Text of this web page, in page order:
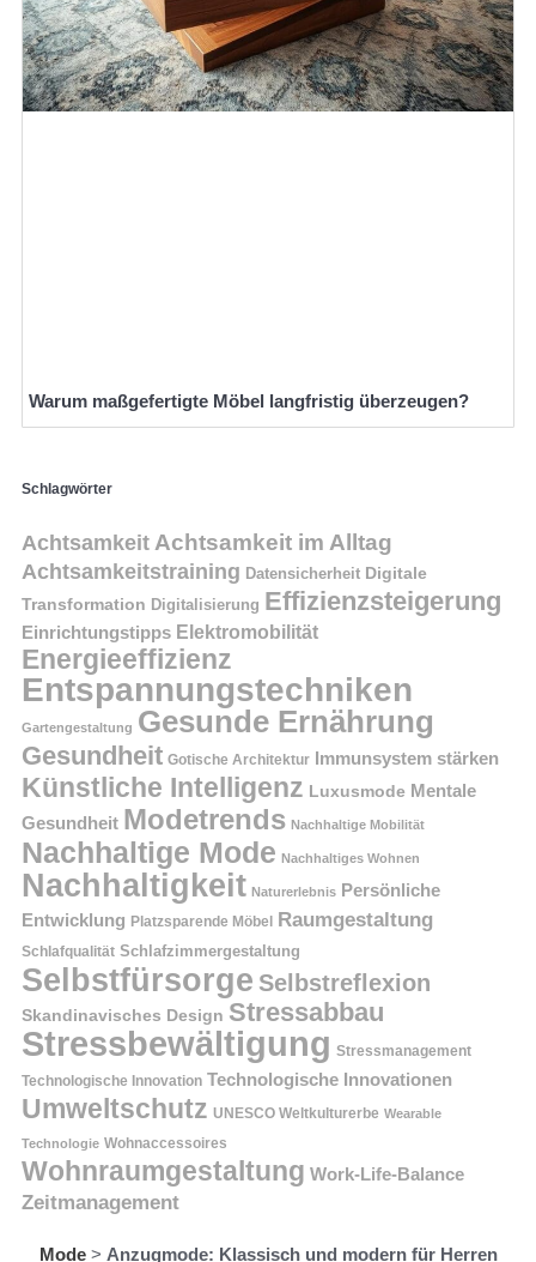
Warum maßgefertigte Möbel langfristig überzeugen?
Schlagwörter
Achtsamkeit Achtsamkeit im Alltag
Achtsamkeitstraining Datensicherheit Digitale
Transformation Digitalisierung Effizienzsteigerung
Einrichtungstipps Elektromobilität
Energieeffizienz
Entspannungstechniken
Gartengestaltung Gesunde Ernährung
Gesundheit Gotische Architektur Immunsystem stärken
Künstliche Intelligenz Luxusmode Mentale
Gesundheit Modetrends Nachhaltige Mobilität
Nachhaltige Mode Nachhaltiges Wohnen
Nachhaltigkeit Naturerlebnis Persönliche
Entwicklung Platzsparende Möbel Raumgestaltung
Schlafqualität Schlafzimmergestaltung
Selbstfürsorge Selbstreflexion
Skandinavisches Design Stressabbau
Stressbewältigung Stressmanagement
Technologische Innovation Technologische Innovationen
Umweltschutz UNESCO Weltkulturerbe Wearable
Technologie Wohnaccessoires
Wohnraumgestaltung Work-Life-Balance
Zeitmanagement
Mode> Anzugmode: Klassisch und modern für Herren